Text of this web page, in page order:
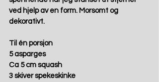
ved hjelp av en form. Morsomt og
dekorativt.
Til én porsjon
5 asparges
Ca 5 cm squash
3 skiver spekeskinke